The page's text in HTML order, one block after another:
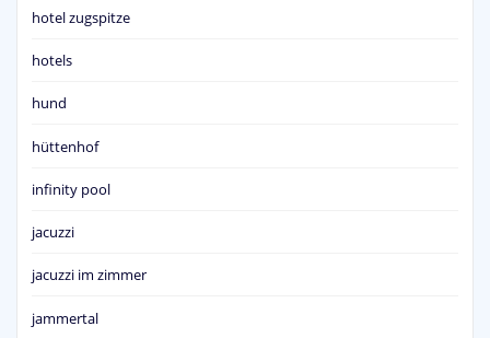
hotel zugspitze
hotels
hund
hüttenhof
infinity pool
jacuzzi
jacuzzi im zimmer
jammertal